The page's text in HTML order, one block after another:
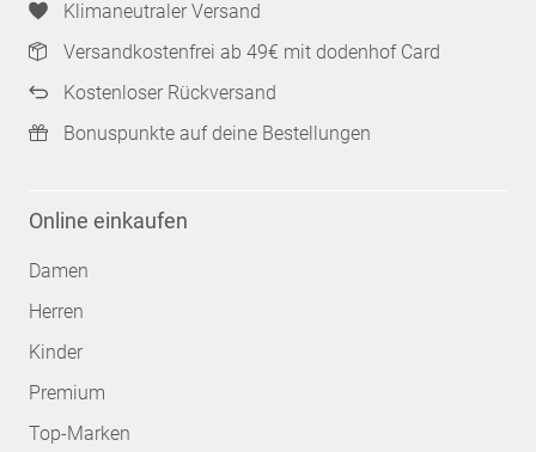
Klimaneutraler Versand
Versandkostenfrei ab 49€ mit dodenhof Card
Kostenloser Rückversand
Bonuspunkte auf deine Bestellungen
Online einkaufen
Damen
Herren
Kinder
Premium
Top-Marken